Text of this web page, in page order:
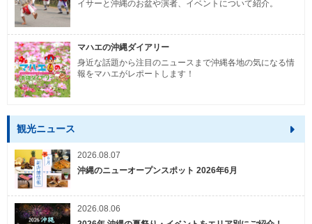
イサーと沖縄のお盆や演者、イベントについて紹介。
マハエの沖縄ダイアリー
身近な話題から注目のニュースまで沖縄各地の気になる情
報をマハエがレポートします！
観光ニュース
2026.08.07
沖縄のニューオープンスポット 2026年6月
2026.08.06